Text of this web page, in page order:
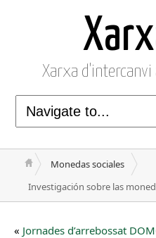
Xarxa d'intercanvi
Monedas sociales
Investigación sobre las
« Jornades d’arrebossat